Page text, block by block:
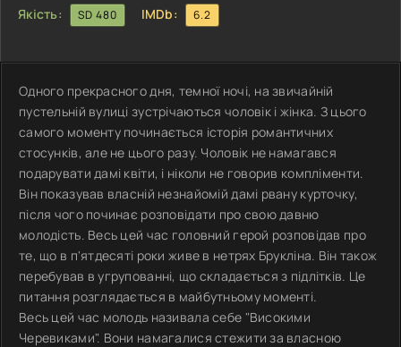
Якість:
SD 480 IMDb: 6.2
Одного прекрасного дня, темної ночі, на звичайній
пустельній вулиці зустрічаються чоловік і жінка. З цього
самого моменту починається історія романтичних
стосунків, але не цього разу. Чоловік не намагався
подарувати дамі квіти, і ніколи не говорив компліменти.
Він показував власній незнайомій дамі рвану курточку,
після чого починає розповідати про свою давню
молодість. Весь цей час головний герой розповідав про
те, що в п'ятдесяті роки живе в нетрях Брукліна. Він також
перебував в угрупованні, що складається з підлітків. Це
питання розглядається в майбутньому моменті.
Весь цей час молодь називала себе "Високими
Черевиками". Вони намагалися стежити за власною